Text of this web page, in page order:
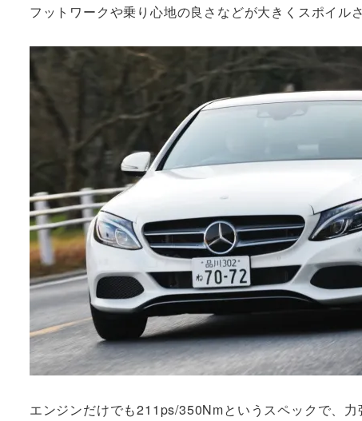
フットワークや乗り心地の良さなどが大きくスポイル
エンジンだけでも211ps/350Nmというスペックで、